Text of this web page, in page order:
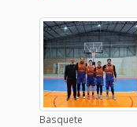
Basquete